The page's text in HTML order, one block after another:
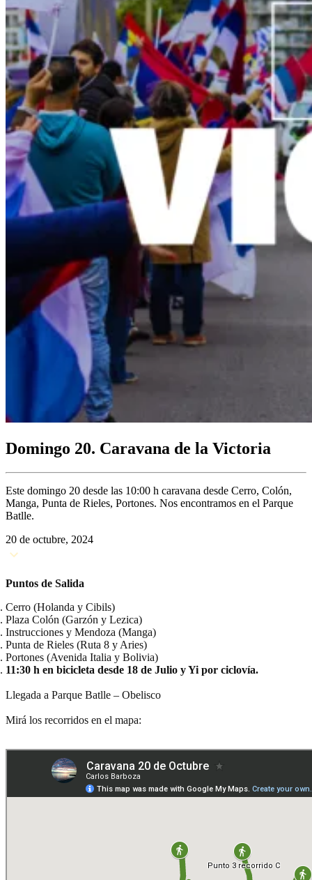
Domingo 20. Caravana de la Victoria
Este domingo 20 desde las 10:00 h caravana desde Cerro, Colón,
Manga, Punta de Rieles, Portones. Nos encontramos en el Parque
Batlle.
20 de octubre, 2024
Puntos de Salida
Cerro (Holanda y Cibils)
Plaza Colón (Garzón y Lezica)
Instrucciones y Mendoza (Manga)
Punta de Rieles (Ruta 8 y Aries)
Portones (Avenida Italia y Bolivia)
11:30 h en bicicleta desde 18 de Julio y Yi por ciclovía.
Llegada a Parque Batlle – Obelisco
Mirá los recorridos en el mapa: